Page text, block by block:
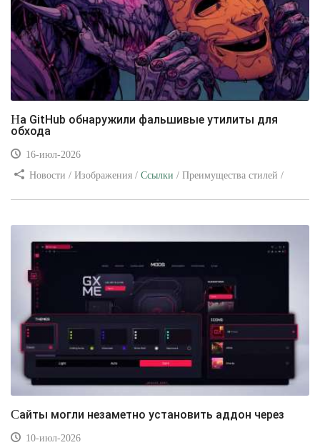
На GitHub обнаружили фальшивые утилиты для
обхода
16-июл-2026
Новости / Изображения / Ссылки / Преимущества стилей /
Сайты могли незаметно установить аддон через
10-июл-2026